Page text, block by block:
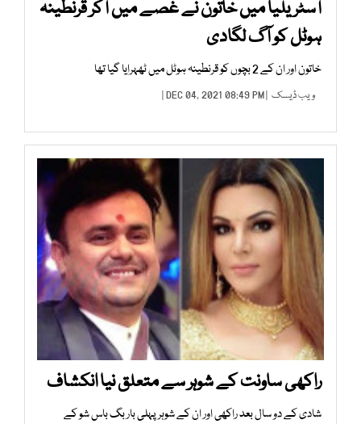
آسٹریلیا میں خاتون نے غصے میں آکر قرنطینہ
ہوٹل کو آگ لگادی
خاتون اور ان کے 2 بچوں کو قرنطینہ ہوٹل میں ٹھہرایا گیا تھا
ویب ڈیسک | DEC 04, 2021 08:49 PM |
راکھی ساونت کے شوہر سے متعلق نیا انکشاف
شادی کے دو سال بعد راکھی اور ان کے شوہر پہلی بار بگ باس شو کے